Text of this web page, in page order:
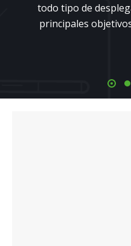
todo tipo de
principales